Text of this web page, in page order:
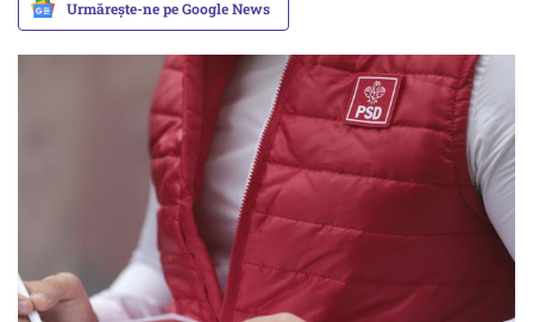
Urmărește-ne pe Google News